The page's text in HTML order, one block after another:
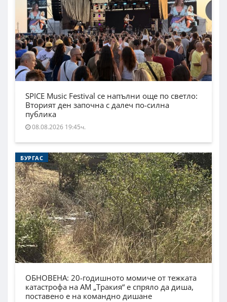
SPICE Music Festival се напълни още по светло:
Вторият ден започна с далеч по-силна
публика
08.08.2026 19:45ч.
БУРГАС
ОБНОВЕНА: 20-годишното момиче от тежката
катастрофа на АМ „Тракия“ е спряло да диша,
поставено е на командно дишане